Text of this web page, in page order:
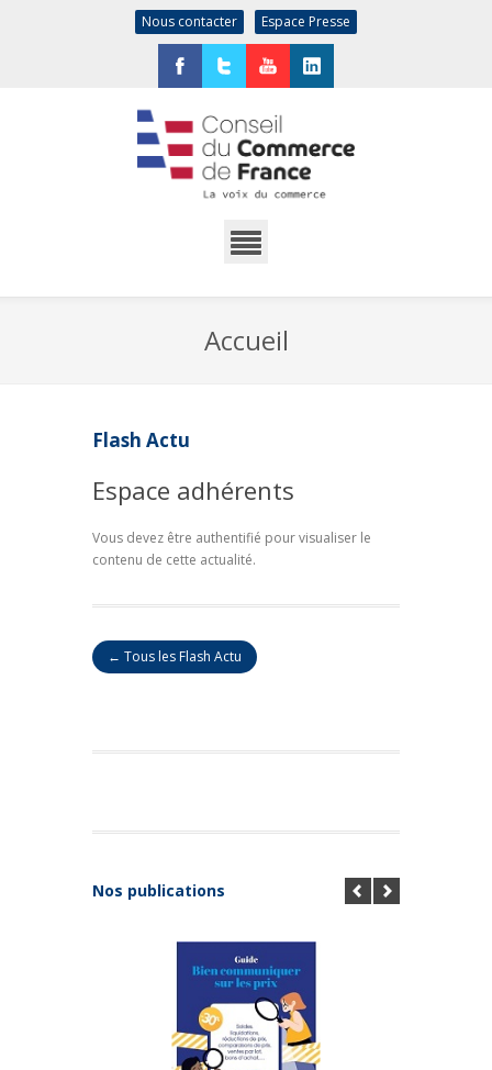
Nous contacter Espace Presse
Accueil
Flash Actu
Espace adhérents
Vous devez être authentifié pour visualiser le
contenu de cette actualité.
← Tous les Flash Actu
Nos publications